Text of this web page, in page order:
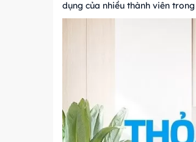
dụng của nhiều thành viên